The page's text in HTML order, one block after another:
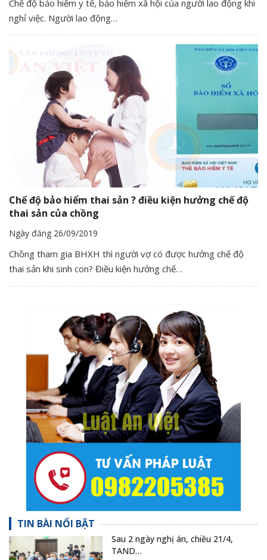
Chế độ bảo hiểm y tế, bảo hiểm xã hội của người lao động khi
nghỉ việc. Người lao động…
Chế độ bảo hiểm thai sản ? điều kiện hưởng chế độ
thai sản của chồng
Ngày đăng 26/09/2019
Chồng tham gia BHXH thì người vợ có được hưởng chế độ
thai sản khi sinh con? Điều kiện hưởng chế…
TIN BÀI NỔI BẬT
Sau 2 ngày nghị án, chiều 21/4,
TAND…